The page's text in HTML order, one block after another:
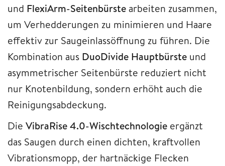
und FlexiArm-Seitenbürste arbeiten zusammen,
um Verhedderungen zu minimieren und Haare
effektiv zur Saugeinlassöffnung zu führen. Die
Kombination aus DuoDivide Hauptbürste und
asymmetrischer Seitenbürste reduziert nicht
nur Knotenbildung, sondern erhöht auch die
Reinigungsabdeckung.
Die VibraRise 4.0-Wischtechnologie ergänzt
das Saugen durch einen dichten, kraftvollen
Vibrationsmopp, der hartnäckige Flecken